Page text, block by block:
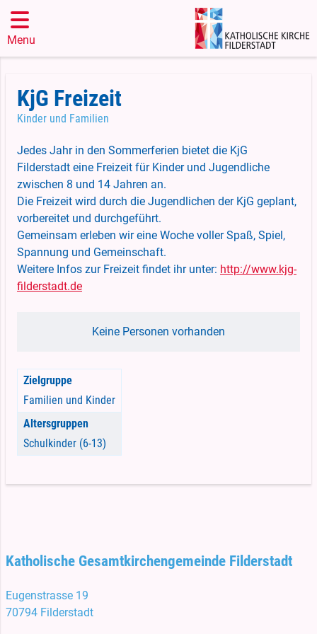
Menu
KjG Freizeit
Kinder und Familien
Jedes Jahr in den Sommerferien bietet die KjG
Filderstadt eine Freizeit für Kinder und Jugendliche
zwischen 8 und 14 Jahren an.
Die Freizeit wird durch die Jugendlichen der KjG geplant,
vorbereitet und durchgeführt.
Gemeinsam erleben wir eine Woche voller Spaß, Spiel,
Spannung und Gemeinschaft.
Weitere Infos zur Freizeit findet ihr unter: http://www.kjg-
filderstadt.de
Keine Personen vorhanden
Zielgruppe
Familien und Kinder
Altersgruppen
Schulkinder (6-13)
Katholische Gesamtkirchengemeinde Filderstadt
Eugenstrasse 19
70794 Filderstadt